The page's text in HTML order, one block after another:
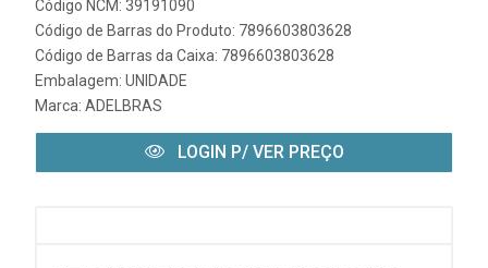
Código NCM: 39191090
Código de Barras do Produto: 7896603803628
Código de Barras da Caixa: 7896603803628
Embalagem: UNIDADE
Marca: ADELBRAS
LOGIN P/ VER PREÇO